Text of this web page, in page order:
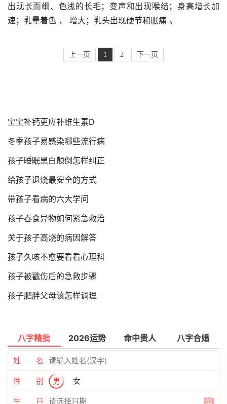
出现长而细、色浅的长毛；变声和出现喉结；身高增长加
速；乳晕着色 ， 增大；乳头出现硬节和胀痛 。
上一页 1 2 下一页
宝宝补钙更应补维生素D
冬季孩子易感染哪些流行病
孩子睡眠黑白颠倒怎样纠正
给孩子退烧最安全的方式
带孩子看病的六大学问
孩子吞食异物如何紧急救治
关于孩子高烧的病因解答
孩子久咳不愈要看看心理科
孩子被戳伤后的急救步骤
孩子肥胖父母该怎样调理
八字精批 2026运势 命中贵人 八字合婚
姓 名
性 别 男 女
生 日